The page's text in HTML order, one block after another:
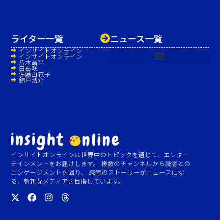
インサイトオンラインは世界中のトピックを通じて、エンター
テインメントをお届けします。 複数のチャンネルから読者との
エンゲージメントを図り、 読者のストーリーがニュースにな
る、斬新なメディアを目指しています。
ニュース一覧
ライター一覧
インサイトオンライン
インサイトオンライン
八木昌平
白石咲
佐藤由花子
錦戸浩介